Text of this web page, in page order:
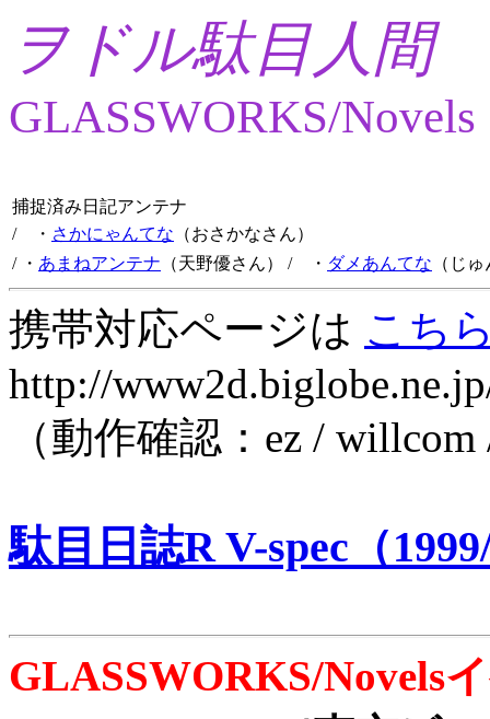
ヲドル駄目人間
GLASSWORKS/Novels
捕捉済み日記アンテナ
/ ・ さかにゃんてな （おさかなさん）
/ ・ あまねアンテナ （天野優さん） / ・ ダメあんてな （じ
携帯対応ページは こち
http://
（動作確認：ez /
駄目日誌R V-spec（
GLASSWORKS/Novels